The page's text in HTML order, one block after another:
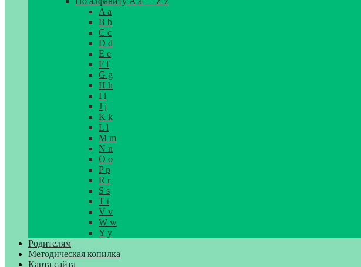
A a
B b
C c
D d
E e
F f
G g
H h
I i
J j
K k
L l
M m
N n
O o
P p
R r
S s
T t
V v
W w
Y y
Родителям
Методическая копилка
Карта сайта